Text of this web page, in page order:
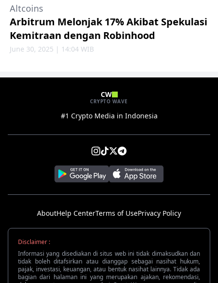
Altcoins
Arbitrum Melonjak 17% Akibat Spekulasi
Kemitraan dengan Robinhood
June 30, 2025 | 14:04 WIB
CW
CRYPTO WAVE
#1 Crypto Media in Indonesia
AboutHelp CenterTerms of UsePrivacy Policy
Disclaimer :
Informasi yang disediakan di situs web ini tidak dimaksudkan dan
tidak boleh ditafsirkan atau dianggap sebagai nasihat hukum,
pajak, investasi, keuangan, atau bentuk nasihat lainnya. Tidak ada
bagian dari halaman ini yang merupakan ajakan, rekomendasi,